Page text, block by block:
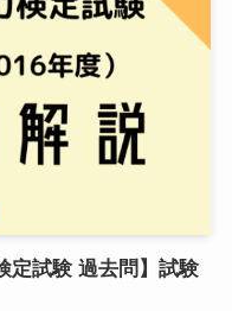
定試験 過去問】試験